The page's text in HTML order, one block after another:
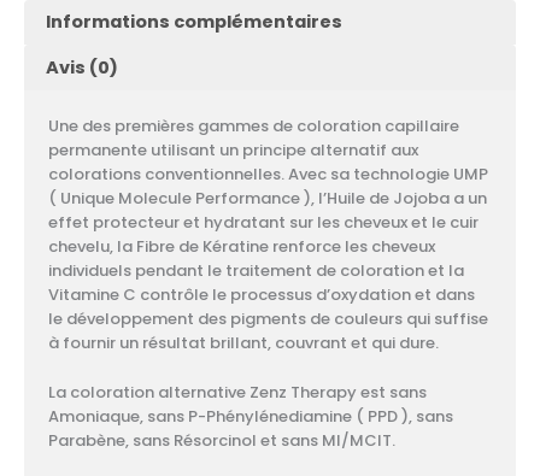
Informations complémentaires
Avis (0)
Une des premières gammes de coloration capillaire
permanente utilisant un principe alternatif aux
colorations conventionnelles. Avec sa technologie UMP
( Unique Molecule Performance ), l’Huile de Jojoba a un
effet protecteur et hydratant sur les cheveux et le cuir
chevelu, la Fibre de Kératine renforce les cheveux
individuels pendant le traitement de coloration et la
Vitamine C contrôle le processus d’oxydation et dans
le développement des pigments de couleurs qui suffise
à fournir un résultat brillant, couvrant et qui dure.
La coloration alternative Zenz Therapy est sans
Amoniaque, sans P-Phénylénediamine ( PPD ), sans
Parabène, sans Résorcinol et sans MI/MCIT.